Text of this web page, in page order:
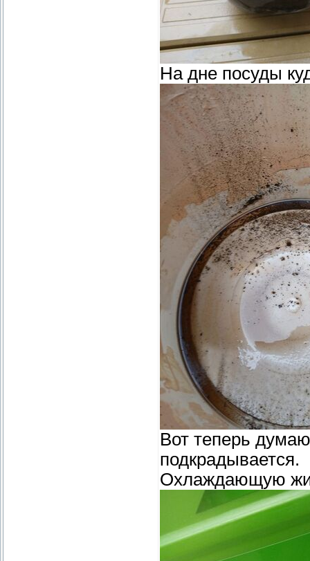
На дне посуды
Вот теперь
подкрадывается.
Охлаждающую